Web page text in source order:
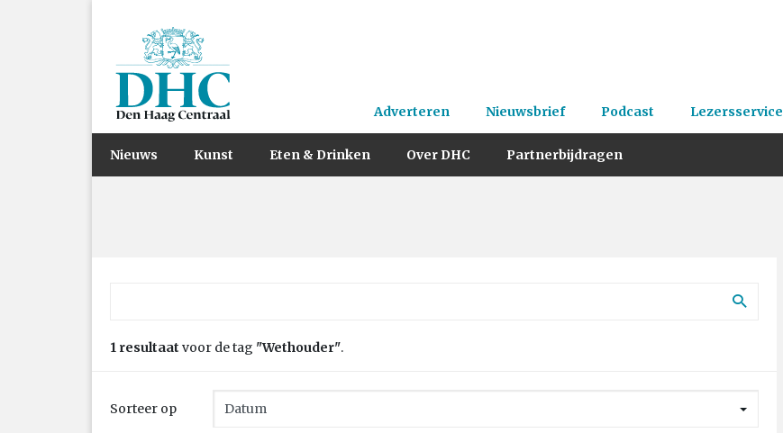
Adverteren Nieuwsbrief Podcast Lezersservice
Nieuws Kunst Eten & Drinken Over DHC Partnerbijdragen
1 resultaat voor de tag "Wethouder".
Sorteer op